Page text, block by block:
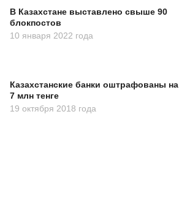
В Казахстане выставлено свыше 90
блокпостов
10 января 2022 года
Казахстанские банки оштрафованы на
7 млн тенге
19 октября 2018 года